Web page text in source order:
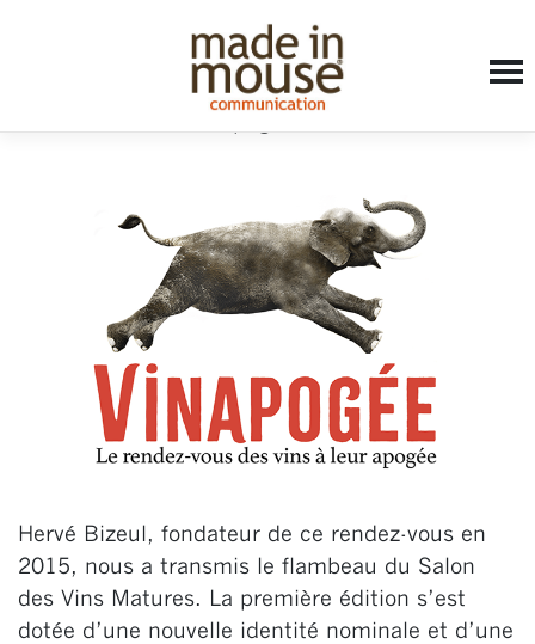
Hervé Bizeul, fondateur de ce rendez-vous en
2015, nous a transmis le flambeau du Salon
des Vins Matures. La première édition s’est
dotée d’une nouvelle identité nominale et d’une